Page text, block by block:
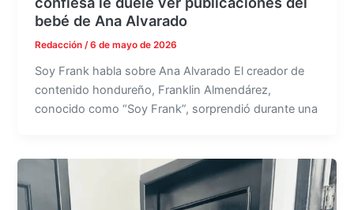
bebé de Ana Alvarado
Redacción /6 de mayo de 2026
Soy Frank habla sobre Ana Alvarado El creador de
contenido hondureño, Franklin Almendárez,
conocido como “Soy Frank”, sorprendió durante una